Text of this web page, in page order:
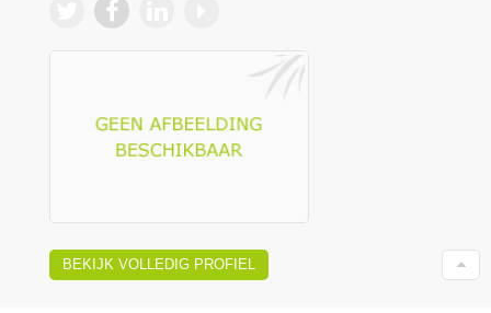
BEKIJK VOLLEDIG PROFIEL